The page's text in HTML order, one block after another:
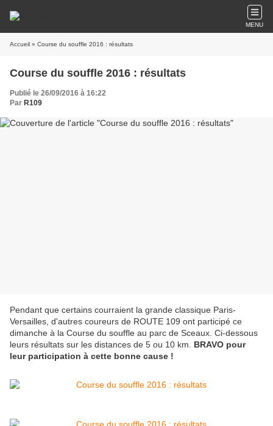
MENU
Accueil » Course du souffle 2016 : résultats
Course du souffle 2016 : résultats
Publié le 26/09/2016 à 16:22
Par R109
Pendant que certains courraient la grande classique Paris-
Versailles, d'autres coureurs de ROUTE 109 ont participé ce
dimanche à la Course du souffle au parc de Sceaux. Ci-dessous
leurs résultats sur les distances de 5 ou 10 km. BRAVO pour
leur participation à cette bonne cause !